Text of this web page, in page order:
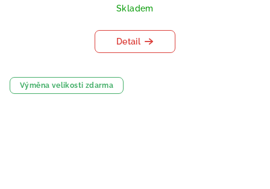
Skladem
Detail
Výměna velikosti zdarma